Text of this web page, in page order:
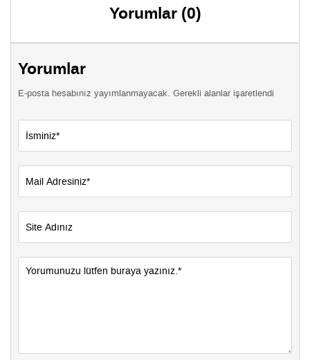
Yorumlar (0)
Yorumlar
E-posta hesabınız yayımlanmayacak. Gerekli alanlar işaretlendi